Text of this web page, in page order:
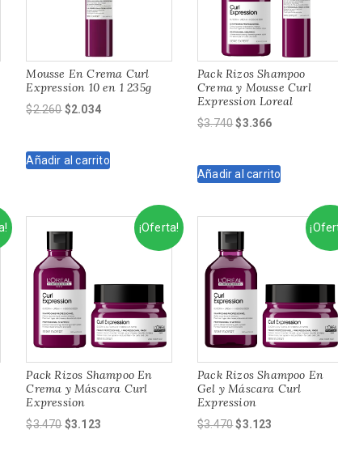
Mousse En Crema Curl
Expression 10 en 1 235g
$2.260 El
era:
$2.034El
es:
Añadir al carrito
Pack Rizos Shampoo
Crema y Mousse Curl
Expression Loreal
$3.740El
era:
$3.366El
es:
Añadir al carrito
¡Oferta!
Pack Rizos Shampoo En
Crema y Máscara Curl
Expression
$3.470 El
$3.123El
Pack Rizos Shampoo En
Gel y Máscara Curl
Expression
$3.470El
$3.123